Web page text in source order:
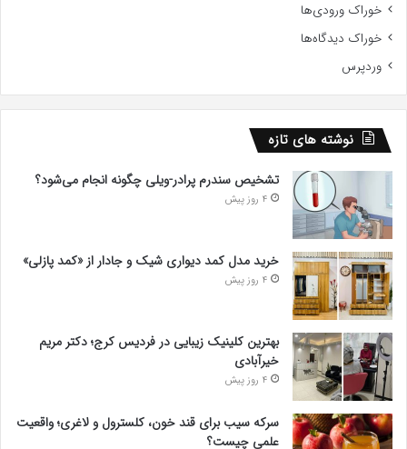
خوراک ورودی‌ها
خوراک دیدگاه‌ها
وردپرس
نوشته های تازه
تشخیص سندرم پرادر-ویلی چگونه انجام می‌شود؟
4 روز پیش
خرید مدل کمد دیواری شیک و جادار از «کمد پازلی»
4 روز پیش
بهترین کلینیک زیبایی در فردیس کرج؛ دکتر مریم
خیرآبادی
4 روز پیش
سرکه سیب برای قند خون، کلسترول و لاغری؛ واقعیت
علمی چیست؟